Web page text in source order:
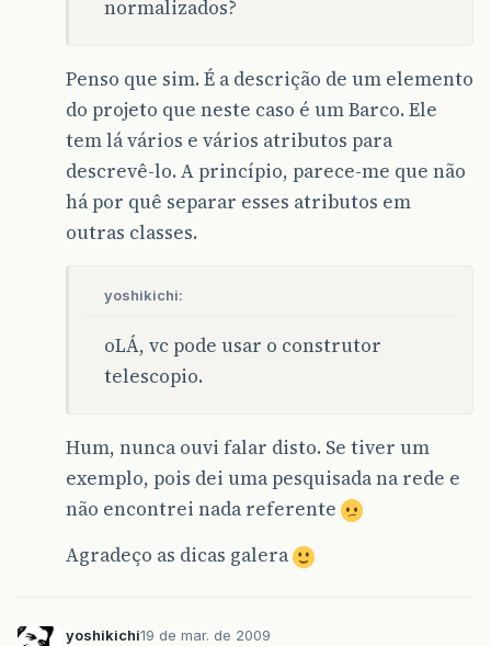
normalizados?
Penso que sim. É a descrição de um elemento
do projeto que neste caso é um Barco. Ele
tem lá vários e vários atributos para
descrevê-lo. A princípio, parece-me que não
há por quê separar esses atributos em
outras classes.
yoshikichi:
oLÁ, vc pode usar o construtor
telescopio.
Hum, nunca ouvi falar disto. Se tiver um
exemplo, pois dei uma pesquisada na rede e
não encontrei nada referente
Agradeço as dicas galera
yoshikichi19 de mar. de 2009